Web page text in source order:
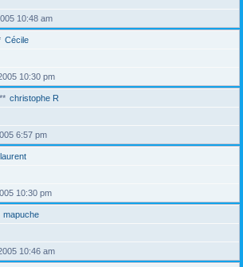
10:48 am
Cécile
10:30 pm
christophe R
6:57 pm
laurent
10:30 pm
mapuche
10:46 am